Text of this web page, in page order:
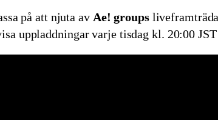
på att njuta av Ae! groups
uppladdningar varje tisdag kl. 20:00